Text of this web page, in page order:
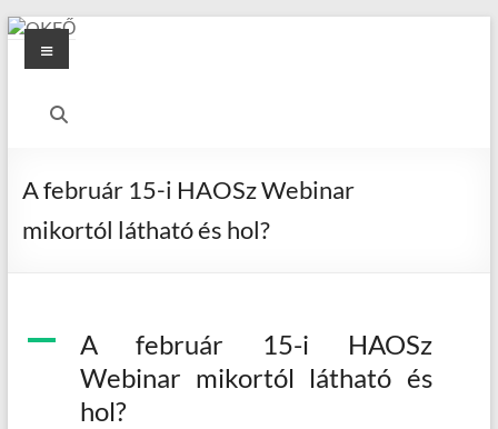
Skip
content
OKFŐ
Menu
A február 15-i HAOSz Webinar
mikortól látható és hol?
A
A február 15-i HAOSz
Webinar mikortól látható és
hol?